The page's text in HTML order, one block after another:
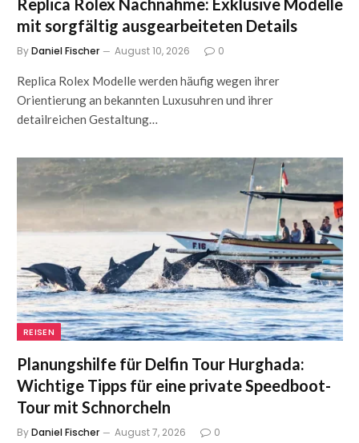
Replica Rolex Nachnahme: Exklusive Modelle
mit sorgfältig ausgearbeiteten Details
ByDaniel Fischer August 10, 2026 0
Replica Rolex Modelle werden häufig wegen ihrer
Orientierung an bekannten Luxusuhren und ihrer
detailreichen Gestaltung…
REISEN
Planungshilfe für Delfin Tour Hurghada:
Wichtige Tipps für eine private Speedboot-
Tour mit Schnorcheln
ByDaniel Fischer August 7, 2026 0